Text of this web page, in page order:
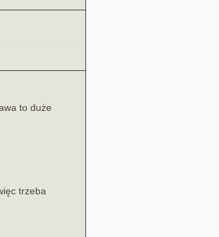
to duże
trzeba